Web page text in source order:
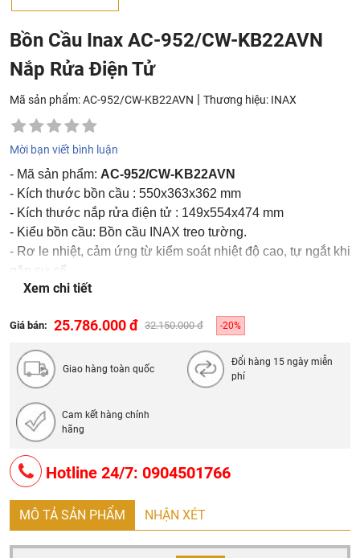
Bồn Cầu Inax AC-952/CW-KB22AVN
Nắp Rửa Điện Tử
Mã sản phẩm: AC-952/CW-KB22AVN | Thương hiệu: INAX
Mời bạn viết bình luận
- Mã sản phẩm: AC-952/CW-KB22AVN
- Kích thước bồn cầu : 550x363x362 mm
- Kích thước nắp rửa điện tử : 149x554x474 mm
- Kiểu bồn cầu: Bồn cầu INAX treo tường.
- Rơ le nhiệt, cảm ứng từ kiểm soát nhiệt độ cao, tự ngắt khi
gặp sự cố.
- Bảng điều khiển gắn liền
Xem chi tiết
Giá bán: 25.786.000 đ 32.150.000 đ -20%
Giao hàng toàn quốc
Đổi hàng 15 ngày miễn
phí
Cam kết hàng chính
hãng
Hotline 24/7: 0904501766
MÔ TẢ SẢN PHẨM NHẬN XÉT